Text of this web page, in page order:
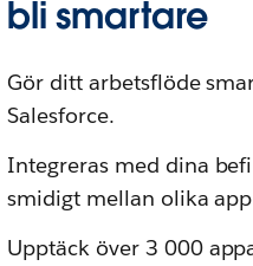
bli smartare
Gör ditt arbetsflöde
Salesforce.
Integreras med dina
smidigt mellan olika
Upptäck över 3 000